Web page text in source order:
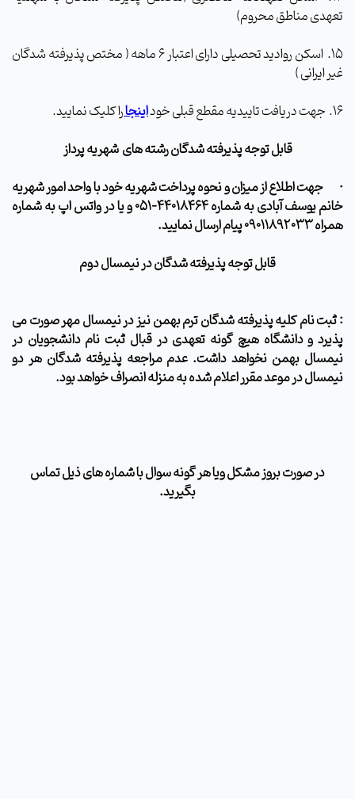
تعهدی مناطق محروم)
15.
اسکن روادید تحصیلی دارای اعتبار 6 ماهه ( مختص پذیرفته شدگان
غیر ایرانی )
16. جهت دریافت تاییدیه مقطع قبلی خوداینجارا کلیک نمایید.
قابل توجه پذیرفته شدگان رشته های شهریه پرداز
·
جهت اطلاع ازمیزان و نحوه پرداخت شهریهخود با واحد امور شهریه
خانم یوسف آبادی به شماره 44018464-051 و یا در واتس اپ به شماره
همراه 09011892033 پیام ارسال نمایید.
قابل توجه پذیرفته شدگان در نیمسال دوم
:ثبت نام کلیه پذیرفته شدگان ترم بهمن نیز در نیمسال مهر صورت می
پذیرد و دانشگاه هیچ گونه تعهدی در قبال ثبت نام دانشجویان در
نیمسال بهمن نخواهد داشت. عدم مراجعه پذیرفته شدگان هر دو
نیمسال در موعد مقرر اعلام شده به منزله انصراف خواهد بود.
در صورت بروز مشکل ویا هر گونه سوال با شماره های ذیل تماس
بگیرید.